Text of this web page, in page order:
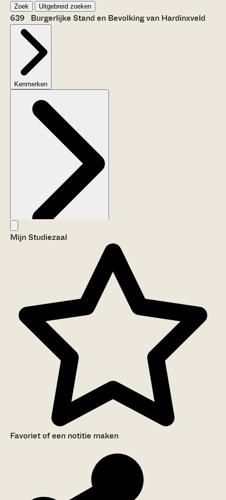
Zoek Uitgebreid zoeken
639 Burgerlijke Stand en Bevolking van Hardinxveld
Kenmerken
Aanwijzingen voor de gebruiker
Mijn Studiezaal
Favoriet of een notitie maken